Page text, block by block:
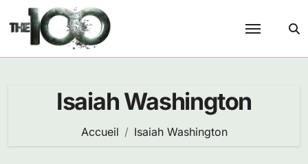
Passer
au
contenu
Isaiah Washington
Accueil Isaiah Washington